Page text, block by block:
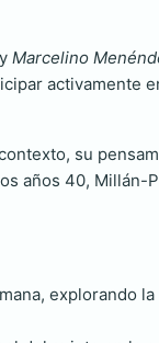
Marcelino
activamente
su
años 40, Millán-
explorando